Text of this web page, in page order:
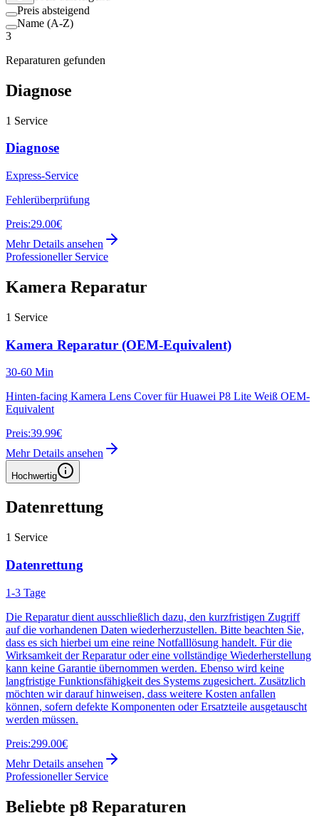
Preis absteigend
Name (A-Z)
3
Reparaturen gefunden
Diagnose
1 Service
Diagnose
Express-Service
Fehlerüberprüfung
Preis:29.00€
Mehr Details ansehen
Professioneller Service
Kamera Reparatur
1 Service
Kamera Reparatur (OEM-Equivalent)
30-60 Min
Hinten-facing Kamera Lens Cover für Huawei P8 Lite Weiß OEM-
Equivalent
Preis:39.99€
Mehr Details ansehen
Hochwertig
Datenrettung
1 Service
Datenrettung
1-3 Tage
Die Reparatur dient ausschließlich dazu, den kurzfristigen Zugriff
auf die vorhandenen Daten wiederherzustellen. Bitte beachten Sie,
dass es sich hierbei um eine reine Notfalllösung handelt. Für die
Wirksamkeit der Reparatur oder eine vollständige Wiederherstellung
kann keine Garantie übernommen werden. Ebenso wird keine
langfristige Funktionsfähigkeit des Systems zugesichert. Zusätzlich
möchten wir darauf hinweisen, dass weitere Kosten anfallen
können, sofern defekte Komponenten oder Ersatzteile ausgetauscht
werden müssen.
Preis:299.00€
Mehr Details ansehen
Professioneller Service
Beliebte p8 Reparaturen